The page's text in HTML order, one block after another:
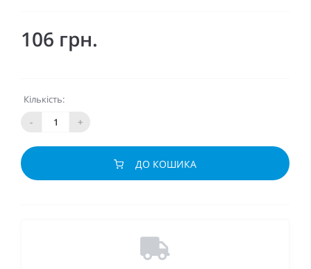
106 грн.
Кількість:
-
+
ДО КОШИКА